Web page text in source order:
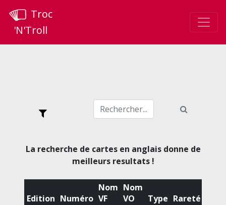
Troc
'N'Troll
La recherche de cartes en anglais donne de
meilleurs resultats !
Edition Numéro
Nom
VF
Nom
VO
Type Rareté